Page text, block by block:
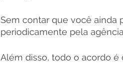
Sem contar que você ainda
periodicamente pela
Além disso, todo o acordo